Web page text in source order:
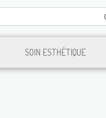
SOIN ESTHÉTIQUE